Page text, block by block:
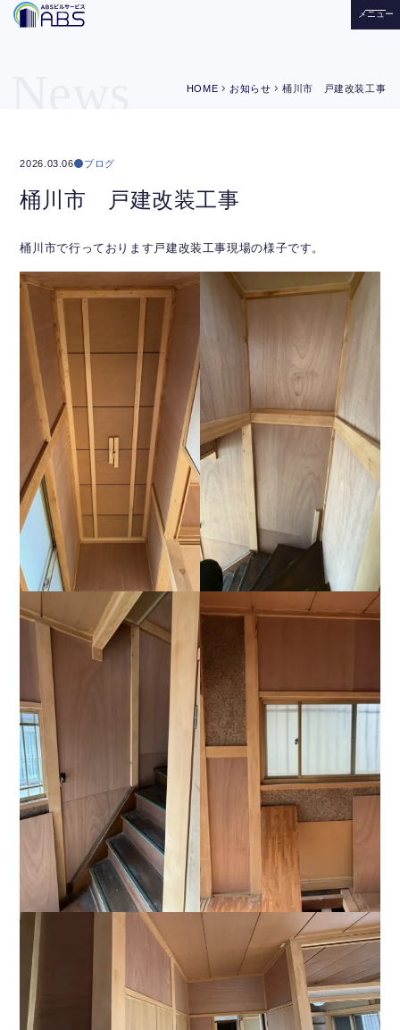
メニュー
HOME chevron_right お知らせ chevron_right桶川市 戸建改装工事
2026.03.06 ブログ
桶川市 戸建改装工事
桶川市で行っております戸建改装工事現場の様子です。